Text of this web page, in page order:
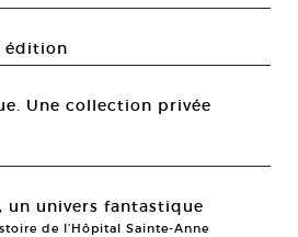
édition
Une collection privée
un univers fantastique
de l’Hôpital Sainte-Anne